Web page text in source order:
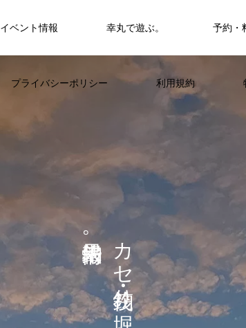
イベント情報 幸丸で遊ぶ。 予約・
プライバシーポリシー 利用規約
山に囲まれた浦ノ内湾 大自然の中釣り
に没頭できます。
黒鯛を狙おう！
カ
セ
り
。